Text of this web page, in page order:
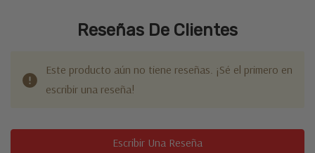
Reseñas De Clientes
Este producto aún no tiene reseñas. ¡Sé el primero en
escribir una reseña!
Escribir Una Reseña